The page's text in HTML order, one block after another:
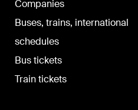
Companies
Buses, trains, international
schedules
Bus tickets
Train tickets